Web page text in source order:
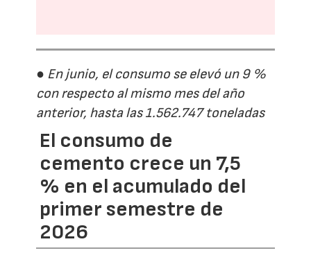
● En junio, el consumo se elevó un 9 %
con respecto al mismo mes del año
anterior, hasta las 1.562.747 toneladas
El consumo de
cemento crece un 7,5
% en el acumulado del
primer semestre de
2026